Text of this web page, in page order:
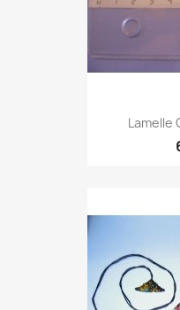
Lamelle